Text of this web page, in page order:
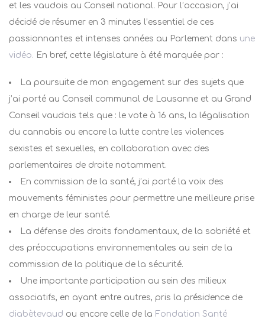
et les vaudois au Conseil national. Pour l’occasion, j’ai
décidé de résumer en 3 minutes l’essentiel de ces
passionnantes et intenses années au Parlement dans une
vidéo. En bref, cette législature à été marquée par :
La poursuite de mon engagement sur des sujets que
j’ai porté au Conseil communal de Lausanne et au Grand
Conseil vaudois tels que : le vote à 16 ans, la légalisation
du cannabis ou encore la lutte contre les violences
sexistes et sexuelles, en collaboration avec des
parlementaires de droite notamment.
En commission de la santé, j’ai porté la voix des
mouvements féministes pour permettre une meilleure prise
en charge de leur santé.
La défense des droits fondamentaux, de la sobriété et
des préoccupations environnementales au sein de la
commission de la politique de la sécurité.
Une importante participation au sein des milieux
associatifs, en ayant entre autres, pris la présidence de
diabètevaud ou encore celle de la Fondation Santé